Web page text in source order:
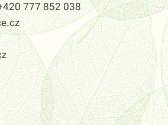
777 852 038